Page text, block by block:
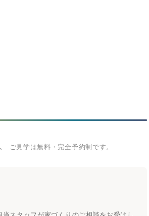
ご見学は無料・完全予約制です。